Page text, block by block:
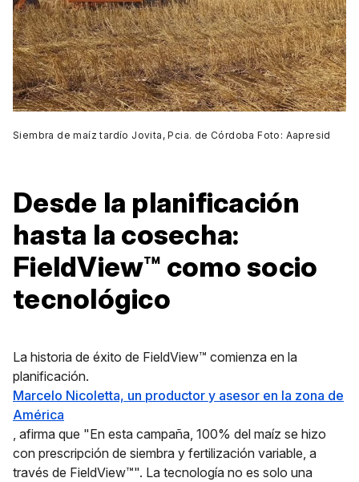
Siembra de maíz tardío Jovita, Pcia. de Córdoba Foto: Aapresid
Desde la planificación
hasta la cosecha:
FieldView™ como socio
tecnológico
La historia de éxito de FieldView™ comienza en la
planificación.
Marcelo Nicoletta, un productor y asesor en la zona de
América
, afirma que "En esta campaña, 100% del maíz se hizo
con prescripción de siembra y fertilización variable, a
través de FieldView™". La tecnología no es solo una